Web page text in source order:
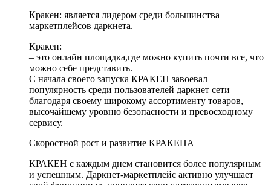
Кракен: является лидером среди большинства
маркетплейсов даркнета.
Кракен:
– это онлайн площадка,где можно купить почти все, что
можно себе представить.
С начала своего запуска КРАКЕН завоевал
популярность среди пользователей даркнет сети
благодаря своему широкому ассортименту товаров,
высочайшему уровню безопасности и превосходному
сервису.
Скоростной рост и развитие КРАКЕНА
КРАКЕН с каждым днем становится более популярным
и успешным. Даркнет-маркетплейс активно улучшает